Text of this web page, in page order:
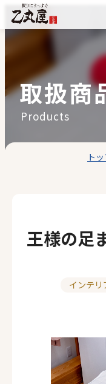
取扱商
Products
ト
王様の足
インテリ